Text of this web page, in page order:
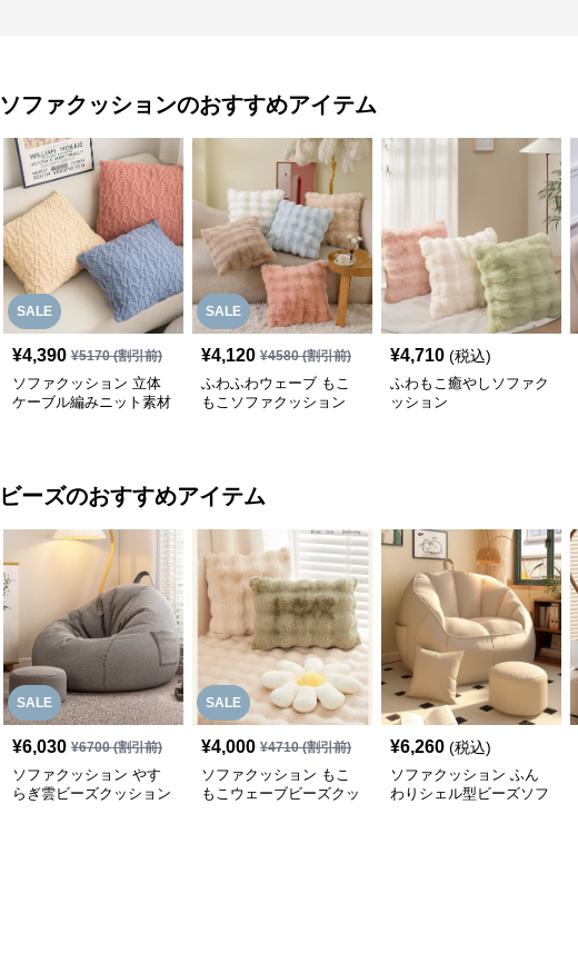
ソファクッションのおすすめアイテム
SALE
¥4,390 ¥5170(割引前)
ソファクッション 立体
ケーブル編みニット素材
SALE
¥4,120 ¥4580(割引前)
ふわふわウェーブ もこ
もこソファクッション
¥4,710 (税込)
ふわもこ癒やしソファク
ッション
ビーズのおすすめアイテム
SALE
¥6,030 ¥6700(割引前)
ソファクッション やす
らぎ雲ビーズクッション
SALE
¥4,000 ¥4710(割引前)
ソファクッション もこ
もこウェーブビーズクッ
¥6,260 (税込)
ソファクッション ふん
わりシェル型ビーズソフ